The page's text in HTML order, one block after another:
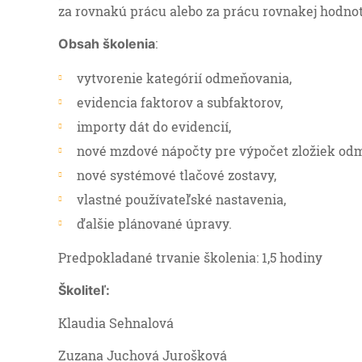
za rovnakú prácu alebo za prácu rovnakej
Obsah školenia:
vytvorenie kategórií odmeňovania,
evidencia faktorov a subfaktorov,
importy dát do evidencií,
nové mzdové nápočty pre výpočet zložiek
nové systémové tlačové zostavy,
vlastné používateľské nastavenia,
ďalšie plánované úpravy.
Predpokladané trvanie školenia: 1,5 hodiny
Školiteľ:
Klaudia Sehnalová
Zuzana Juchová Jurošková